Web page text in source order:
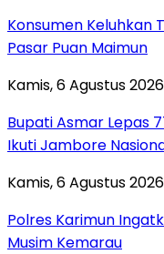
Konsumen Keluhkan
Pasar Puan Maimun
Kamis, 6 Agustus
Bupati Asmar Lepas
Ikuti Jambore
Kamis, 6 Agustus
Polres Karimun
Musim Kemarau